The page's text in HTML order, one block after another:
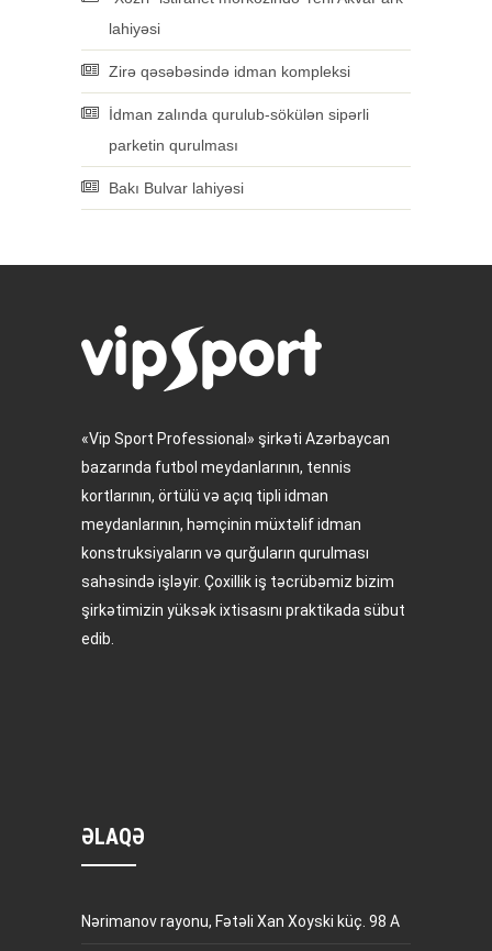
lahiyəsi
Zirə qəsəbəsində idman kompleksi
İdman zalında qurulub-sökülən sipərli
parketin qurulması
Bakı Bulvar lahiyəsi
«Vip Sport Professional» şirkəti Azərbaycan
bazarında futbol meydanlarının, tennis
kortlarının, örtülü və açıq tipli idman
meydanlarının, həmçinin müxtəlif idman
konstruksiyaların və qurğuların qurulması
sahəsində işləyir. Çoxillik iş təcrübəmiz bizim
şirkətimizin yüksək ixtisasını praktikada sübut
edib.
ƏLAQƏ
Nərimanov rayonu, Fətəli Xan Xoyski küç. 98 A